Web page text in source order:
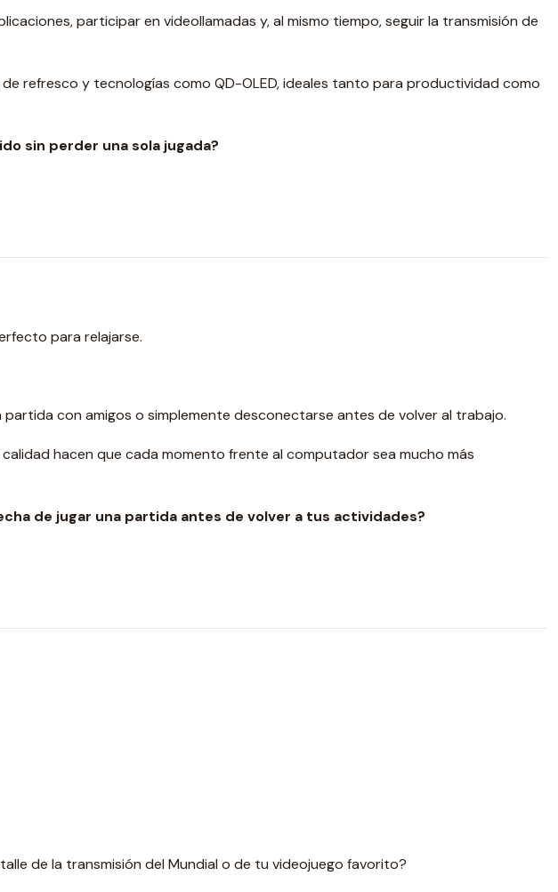
participar en videollamadas y, al mismo tiempo, seguir la transmisión de
refresco y tecnologías como QD-OLED, ideales tanto para productividad como
sin perder una sola jugada?
para relajarse.
con amigos o simplemente desconectarse antes de volver al trabajo.
hacen que cada momento frente al computador sea mucho más
de jugar una partida antes de volver a tus actividades?
de la transmisión del Mundial o de tu videojuego favorito?